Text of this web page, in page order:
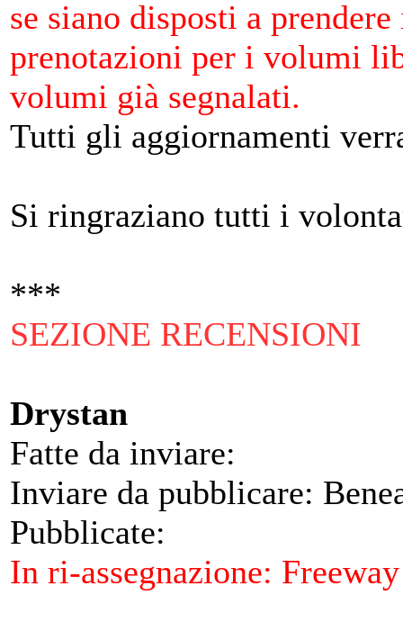
se siano disposti a
prenotazioni per i volumi
volumi già segnalati.
Tutti gli aggiornamenti
Si ringraziano tutti i
***
SEZIONE RECENSIONI
Drystan
Fatte da inviare:
Inviare da pubblicare:
Pubblicate:
In ri-assegnazione: